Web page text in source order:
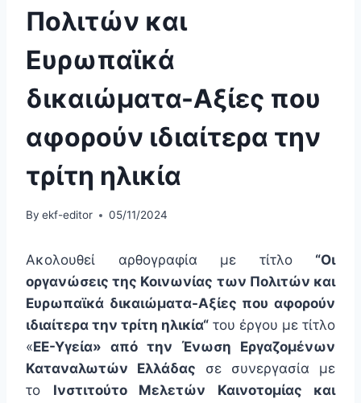
Πολιτών και
Ευρωπαϊκά
δικαιώματα-Αξίες που
αφορούν ιδιαίτερα την
τρίτη ηλικία
By ekf-editor 05/11/2024
Aκολουθεί αρθογραφία με τίτλο “Οι
οργανώσεις της Κοινωνίας των Πολιτών και
Ευρωπαϊκά δικαιώματα-Αξίες που αφορούν
ιδιαίτερα την τρίτη ηλικία“ του έργου με τίτλο
«ΕΕ-Υγεία» από την Ένωση Εργαζομένων
Καταναλωτών Ελλάδας σε συνεργασία με
το Ινστιτούτο Μελετών Καινοτομίας και